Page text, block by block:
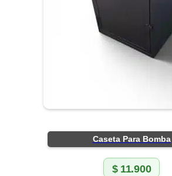
Caseta Para Bomba
$11.900